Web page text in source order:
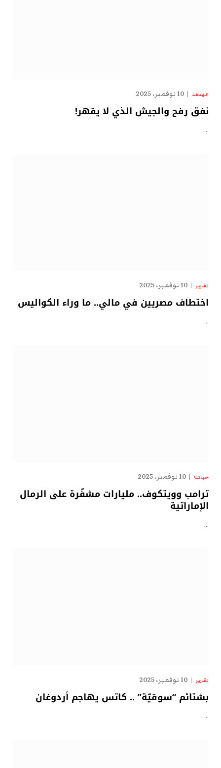
الهدهد 10 نوفمبر، 2025
نفق رفح والجيش الذي لا يقهر!
…
تقارير 10 نوفمبر، 2025
اختطاف مصريين في مالي.. ما وراء الكواليس
…
حياتنا 10 نوفمبر، 2025
ترامب وويتكوف.. مليارات مشفّرة على الرمال
الإماراتية
…
تقارير 10 نوفمبر، 2025
بشتائم “سوقيّة” .. كاتس يهاجم أردوغان
…